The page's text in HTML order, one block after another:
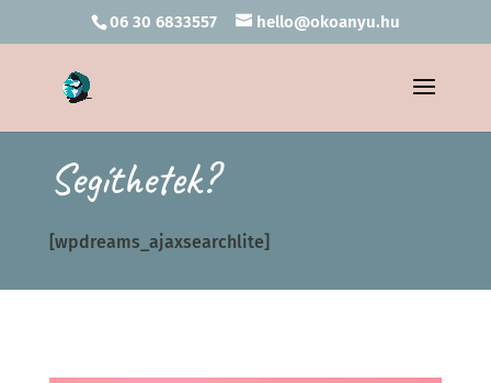
06 30 6833557 hello@okoanyu.hu
Segíthetek?
[wpdreams_ajaxsearchlite]